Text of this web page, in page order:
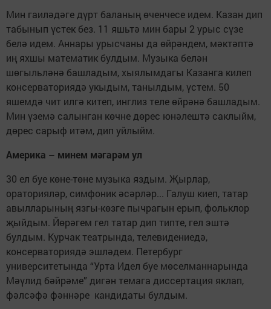
Мин гаиләдәге дүрт баланың өченчесе идем. Казан дип
табынып үстек без. 11 яшьтә мин бары 2 урыс сүзе
белә идем. Аннары урысчаны да өйрәндем, мәктәптә
иң яхшы математик булдым. Музыка белән
шөгыльләнә башладым, хыялымдагы Казанга килеп
консерваториядә укыдым, танылдым, үстем. 50
яшемдә чит илгә китеп, инглиз теле өйрәнә башладым.
Мин үземә салынган көчне дөрес юнәлештә саклыйм,
дөрес сарыф итәм, дип уйлыйм.
Америка – минем мәгарәм ул
30 ел буе көне-төне музыка яздым. Җырлар,
ораторияләр, симфоник әсәрләр... Галуш киеп, татар
авылларының язгы-көзге пычрагын ерып, фольклор
җыйдым. Йөрәгем гел татар дип типте, гел эштә
булдым. Курчак театрында, телевидениедә,
консерваториядә эшләдем. Петербург
университетында “Урта Идел буе мөселманнарында
Мәүлид бәйрәме” дигән темага диссертация яклап,
фәлсәфә фәннәре кандидаты булдым.